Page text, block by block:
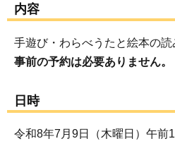
内容
手遊び・わらべうたと絵本の読
事前の予約は必要ありません。
日時
令和8年7月9日（木曜日）午前